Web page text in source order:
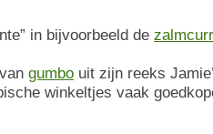
in bijvoorbeeld de
gumbo uit zijn reeks
winkeltjes vaak